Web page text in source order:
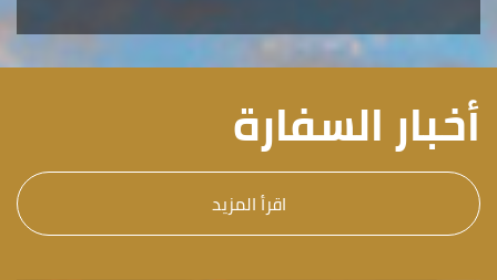
أخبار السفارة
اقرأ المزيد